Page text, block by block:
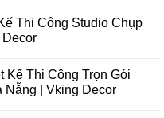
Thi Công Studio Chụp
Kế Thi Công Trọn Gói
Nẵng | Vking Decor